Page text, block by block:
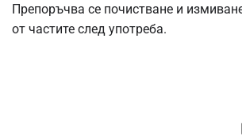
Препоръчва се почистване и
от частите след употреба.